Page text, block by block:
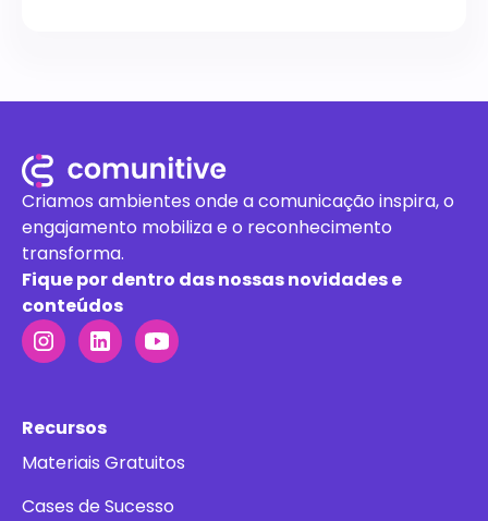
Criamos ambientes onde a comunicação inspira, o
engajamento mobiliza e o reconhecimento
transforma.
Fique por dentro das nossas novidades e
conteúdos
Recursos
Materiais Gratuitos
Cases de Sucesso